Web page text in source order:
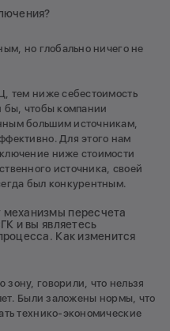
но глобально ничего не
тем ниже себестоимость
бы, чтобы компании
большим источникам,
Для этого нам
ниже стоимости
источника, своей
был конкурентным.
пересчета
и вы являетесь
Как изменится
говорили, что нельзя
Были заложены нормы, что
технико-экономические